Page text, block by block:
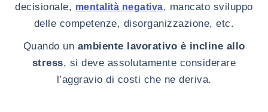
decisionale, mentalità negativa, mancato sviluppo
delle competenze, disorganizzazione, etc.
Quando un ambiente lavorativo è incline allo
stress, si deve assolutamente considerare
l’aggravio di costi che ne deriva.